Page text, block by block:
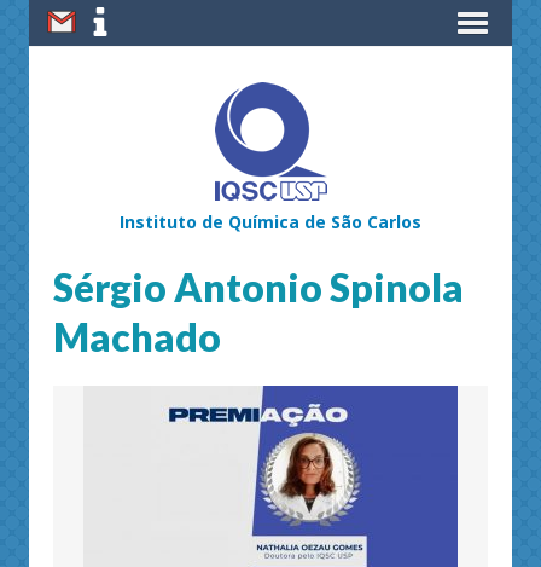
Instituto de Química de São Carlos
Sérgio Antonio Spinola
Machado